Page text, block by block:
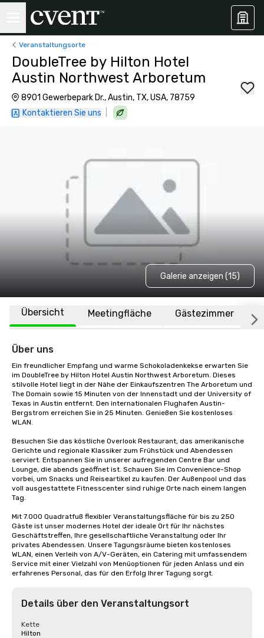
Veranstaltungsorte
DoubleTree by Hilton Hotel
Austin Northwest Arboretum
8901 Gewerbepark Dr., Austin, TX, USA, 78759
Kontaktieren Sie uns
Galerie anzeigen (15)
Übersicht Meetingfläche Gästezimmer
Über uns
Ein freundlicher Empfang und warme Schokoladenkekse erwarten Sie
im DoubleTree by Hilton Hotel Austin Northwest Arboretum. Dieses
stilvolle Hotel liegt in der Nähe der Einkaufszentren The Arboretum und
The Domain sowie 15 Minuten von der Innenstadt und der University of
Texas in Austin entfernt. Den internationalen Flughafen Austin-
Bergstrom erreichen Sie in 25 Minuten. Genießen Sie kostenloses
WLAN.
Besuchen Sie das köstliche Overlook Restaurant, das amerikanische
Gerichte und regionale Klassiker zum Frühstück und Abendessen
serviert. Entspannen Sie in unserer aufregenden Centre Bar und
Lounge, die abends geöffnet ist. Schauen Sie im Convenience-Shop
vorbei, um Snacks und Reiseartikel zu kaufen. Der Außenpool und das
voll ausgestattete Fitnesscenter sind ruhige Orte nach einem langen
Tag.
Mit 7.000 Quadratfuß flexibler Veranstaltungsfläche für bis zu 250
Gäste ist unser modernes Hotel der ideale Ort für Ihr nächstes
Geschäftstreffen, Ihre gesellschaftliche Veranstaltung oder Ihr
privates Abendessen. Unsere Tagungsräume bieten kostenloses
WLAN, einen Verleih von A/V-Geräten, ein Catering mit umfassendem
Service mit einer Vielzahl von Menüoptionen für jeden Anlass und ein
erfahrenes Personal, das für den Erfolg Ihrer Tagung sorgt.
Details über den Veranstaltungsort
Kette
Hilton